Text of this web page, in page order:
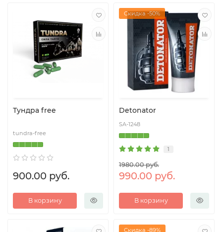
Тундра free
tundra-free
900.00 руб.
В корзину
Скидка -50%
Detonator
SA-1248
1
1980.00 руб.
990.00 руб.
В корзину
Скидка -89%